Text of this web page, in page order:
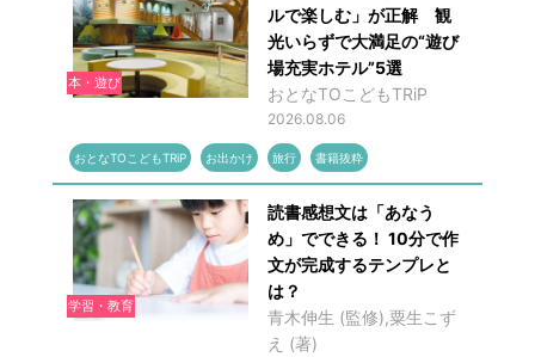
本・遊び
ルで楽しむ」が正解 観
光いらずで大満足の“遊び
場充実ホテル”5選
おとなTOこどもTRiP
2026.08.06
おとなTOこどもTRiP お出かけ 旅行 書籍抜粋
学習・教育
読書感想文は「あなう
め」でできる！ 10分で作
文が完成するテンプレと
は？
青木伸生 (監修),粟生こず
え (著)